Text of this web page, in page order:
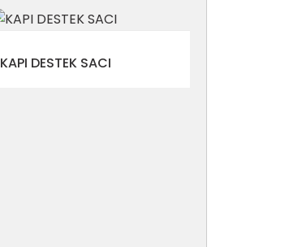
KAPI DESTEK SACI